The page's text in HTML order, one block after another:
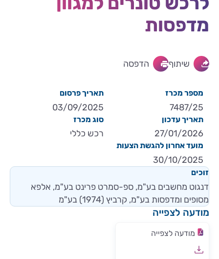
מדפסות
שיתוף הדפסה
מספר מכרז
7487/25
תאריך פרסום
03/09/2025
תאריך עדכון
27/01/2026
סוג מכרז
רכש כללי
מועד אחרון להגשת הצעות
30/10/2025
זוכים
דנגוט מחשבים בע"מ, ספ-סמרט פרינט בע"מ, אלפא
מסופים ומדפסות בע"מ, קרביץ (1974) בע"מ
מודעה לצפייה
מודעה לצפייה